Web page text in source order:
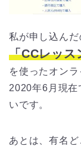
私が申し込ん
「CCレッス
を使ったオン
2020年6月現
いです。
あとは、有名